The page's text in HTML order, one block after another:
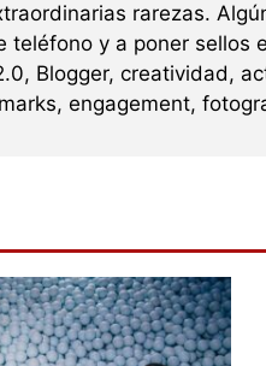
rarezas.
teléfono y a poner sellos
Blogger, creatividad,
engagement,